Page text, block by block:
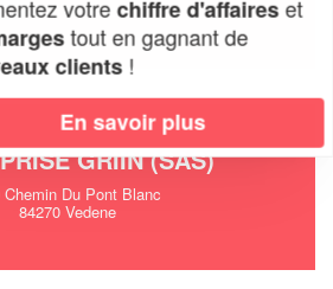
84270 Vedene
GRIIN (SAS)
Chemin Du Pont Blanc
84270 Vedene
votrechiffre d'affaireset
tout en gagnant de
clients!
En savoir plus